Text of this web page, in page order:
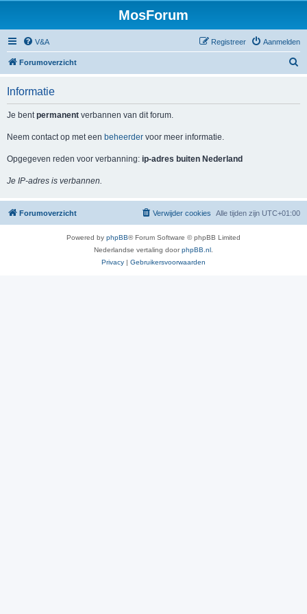
MosForum
V&A Aanmelden
Registreer
Forumoverzicht
Informatie
Je bentpermanent verbannen van dit forum.
Neem contact op met een beheerder voor meer informatie.
Opgegeven reden voor verbanning: ip-adres buiten Nederland
Je IP-adres is verbannen.
Forumoverzicht Alle tijden zijn UTC+01:00
Verwijder cookies
Powered by phpBB® Forum Software © phpBB Limited
Nederlandse vertaling doorphpBB.nl
Privacy | Gebruikersvoorwaarden